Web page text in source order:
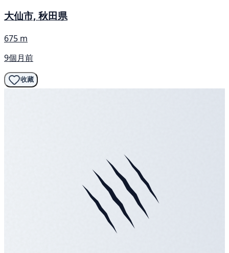
大仙市, 秋田県
675 m
9個月前
收藏